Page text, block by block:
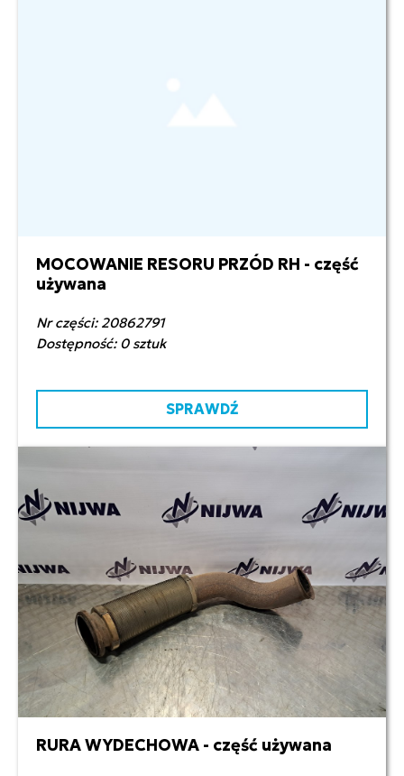
700,00 zł netto
MOCOWANIE RESORU PRZÓD RH - część
używana
Nr części: 20862791
Dostępność: 0 sztuk
SPRAWDŹ
550,00 zł netto
RURA WYDECHOWA - część używana